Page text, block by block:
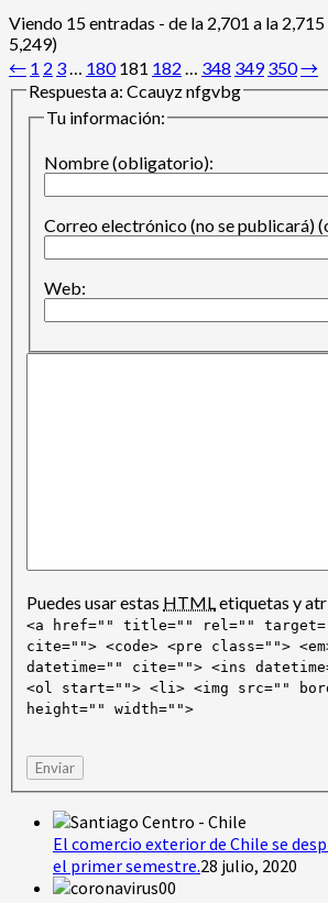
Viendo 15 entradas - de la 2,701 a la
5,249)
← 1 2 3… 180 181 182 … 348 349 350→
Respuesta a: Ccauyz nfgvbg
Tu información:
Nombre (obligatorio):
Correo electrónico (no se publicará)
Web:
Puedes usar estas HTMLetiquetas y
<a href="" title="" rel=""
cite=""> <code> <pre class="">
datetime="" cite=""> <ins
<ol start=""> <li> <img src=""
height="" width="">
Enviar
El comercio exterior de Chile se
el primer semestre.28 julio, 2020